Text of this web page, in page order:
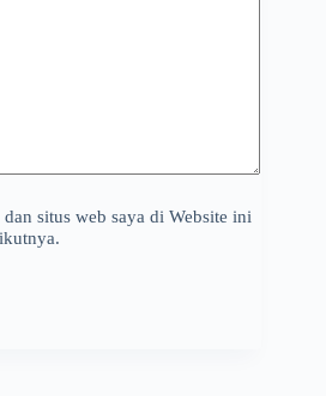
situs web saya di Website ini